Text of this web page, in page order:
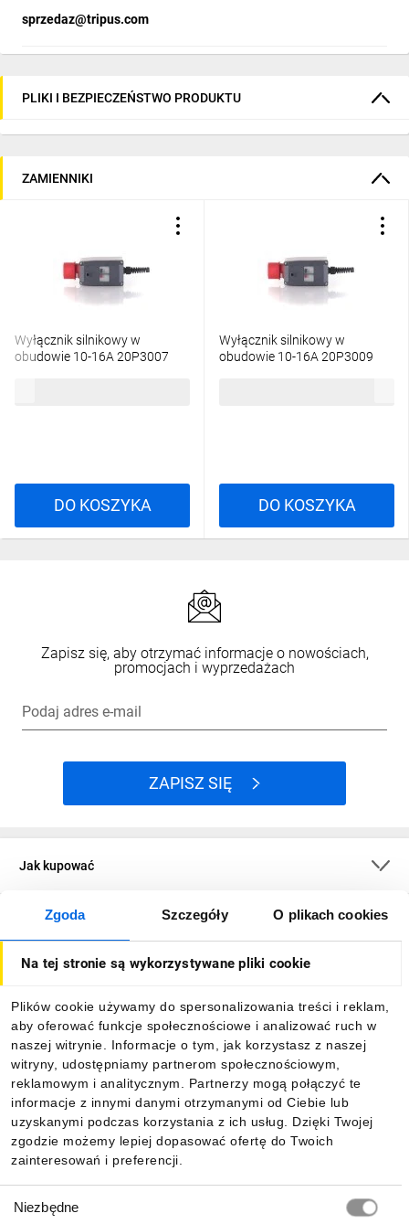
Zgoda Szczegóły O plikach cookies
Na tej stronie są wykorzystywane pliki cookie
Plików cookie używamy do spersonalizowania treści i reklam,
aby oferować funkcje społecznościowe i analizować ruch w
naszej witrynie. Informacje o tym, jak korzystasz z naszej
witryny, udostępniamy partnerom społecznościowym,
reklamowym i analitycznym. Partnerzy mogą połączyć te
informacje z innymi danymi otrzymanymi od Ciebie lub
uzyskanymi podczas korzystania z ich usług. Dzięki Twojej
zgodzie możemy lepiej dopasować ofertę do Twoich
zainteresowań i preferencji.
zgody
Niezbędne
sprzedaz@tripus.com
PLIKI I BEZPIECZEŃSTWO PRODUKTU
ZAMIENNIKI
Wyłącznik silnikowy w
obudowie 10-16A 20P3007
DO KOSZYKA
Wyłącznik silnikowy w
obudowie 10-16A 20P3009
DO KOSZYKA
Zapisz się, aby otrzymać informacje o nowościach,
promocjach i wyprzedażach
Podaj adres e-mail
ZAPISZ SIĘ
Jak kupować
O firmie
Informacje
Pobierz naszą aplikację mobilną: